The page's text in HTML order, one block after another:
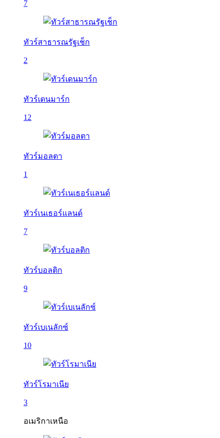
7
ทัวร์สาธารณรัฐเช็ก
2
ทัวร์เดนมาร์ก
12
ทัวร์มอลตา
1
ทัวร์เนเธอร์แลนด์
7
ทัวร์บอลติก
9
ทัวร์เบเนลักซ์
10
ทัวร์โรมาเนีย
3
อเมริกาเหนือ